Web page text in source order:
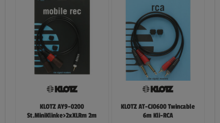
KLOTZ AY9-0200
St.MiniKlinke>2xXLRm 2m
KLOTZ AT-CJ0600 Twincable
6m Kli-RCA